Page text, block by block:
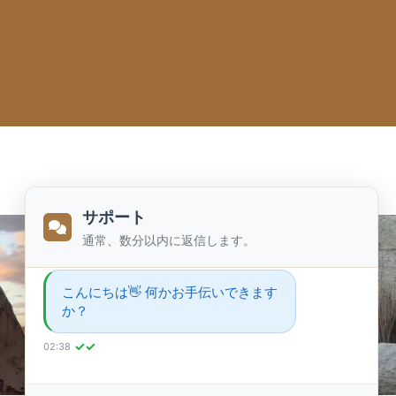
サポート
通常、数分以内に返信します。
こんにちは👋 何かお手伝いできます
か？
02:38 ✓✓